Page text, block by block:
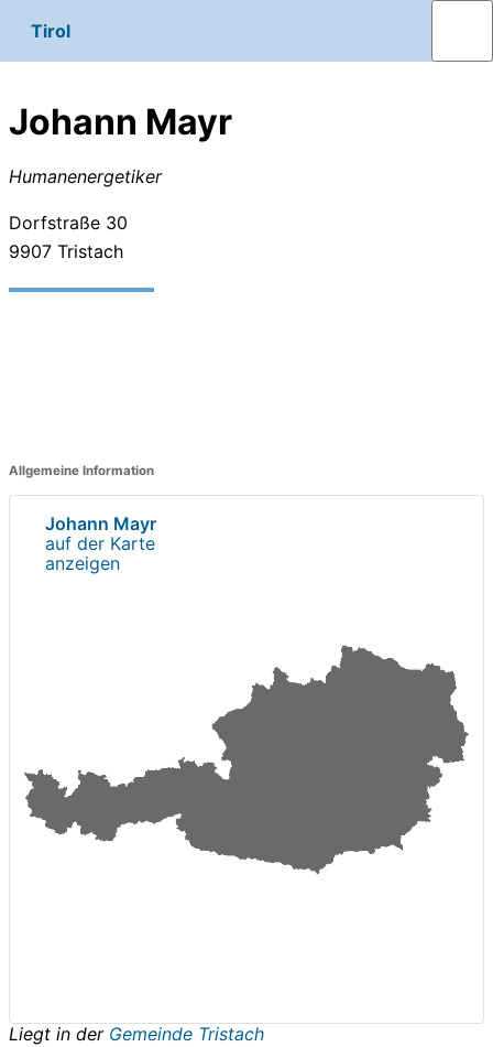
Tirol
Johann Mayr
Humanenergetiker
Dorfstraße 30
9907 Tristach
Allgemeine Information
Johann Mayr
auf der Karte
anzeigen
Liegt in der Gemeinde Tristach